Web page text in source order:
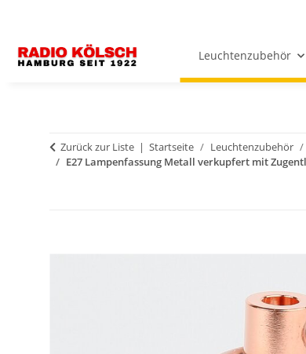
Leuchtenzubehör
Zurück zur Liste Startseite Leuchtenzubehör
E27 Lampenfassung Metall verkupfert mit